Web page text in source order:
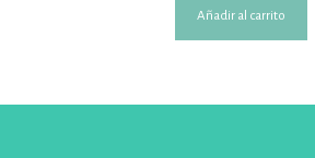
Añadir al carrito